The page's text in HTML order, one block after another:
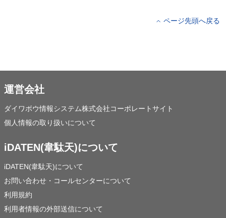
ページ先頭へ戻る
運営会社
ダイワボウ情報システム株式会社コーポレートサイト
個人情報の取り扱いについて
iDATEN(韋駄天)について
iDATEN(韋駄天)について
お問い合わせ・コールセンターについて
利用規約
利用者情報の外部送信について